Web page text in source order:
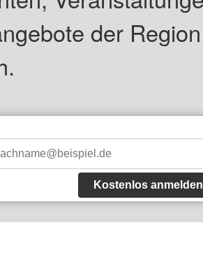
der
Kostenlos anmelden